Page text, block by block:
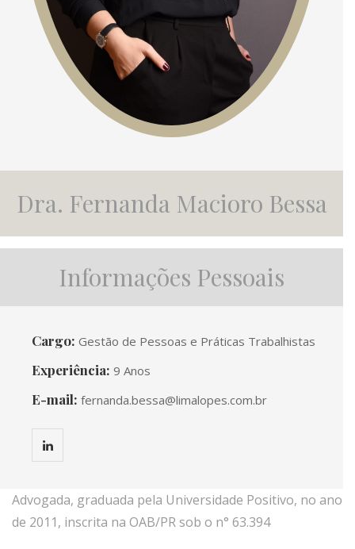
Dra. Fernanda Macioro Bessa
Informações Pessoais
Cargo: Gestão de Pessoas e Práticas Trabalhistas
Experiência: 9 Anos
E-mail: fernanda.bessa@limalopes.com.br
Advogada, graduada pela Universidade Positivo, no ano
de 2011, inscrita na OAB/PR sob o n° 63.394